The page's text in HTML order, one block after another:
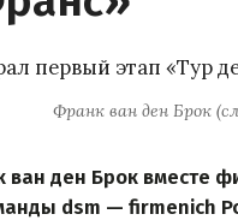
Франк ван ден Брок
ден Брок вместе
dsm — firmenich